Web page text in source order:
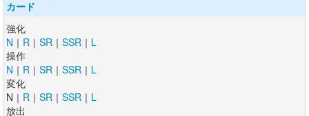
カード
強化
N ｜ R ｜ SR ｜ SSR ｜ L
操作
N ｜ R ｜ SR ｜ SSR ｜ L
変化
N｜ R ｜ SR ｜ SSR ｜ L
放出